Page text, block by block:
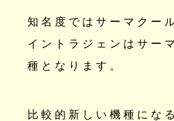
知名度ではサーマクー
イントラジェンはサー
種となります。
比較的新しい機種にな